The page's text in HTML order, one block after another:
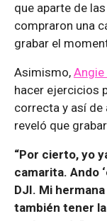
que aparte de
compraron una
grabar el
Asimismo,
hacer ejercicios
correcta y así de
reveló que
“Por cierto, yo
camarita. Ando
DJI. Mi
también tener